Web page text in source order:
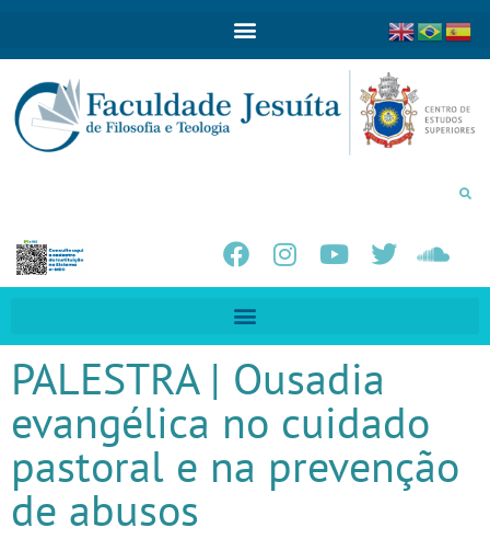
PALESTRA | Ousadia
evangélica no cuidado
pastoral e na prevenção
de abusos